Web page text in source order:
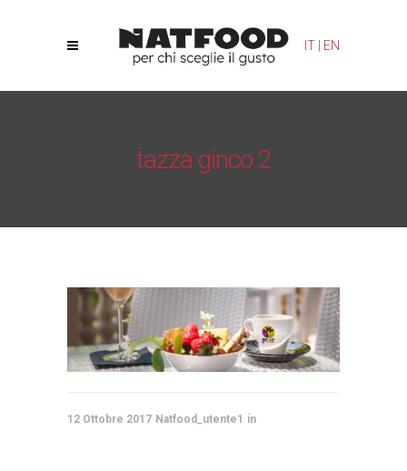
IT EN
tazza ginco 2
12 Ottobre 2017 Natfood_utente1
Le tue preferenze relative alla privacy